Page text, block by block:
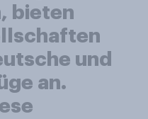
bieten
und
an.